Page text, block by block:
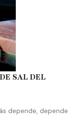
SAL DEL
depende, depende